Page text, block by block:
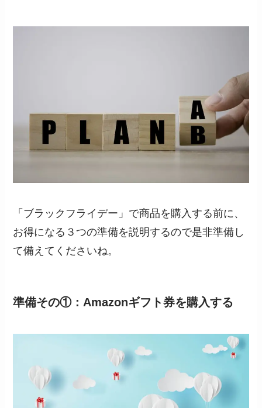
「ブラックフライデー」で商品を購入する前に、
お得になる３つの準備を説明するので是非準備し
て備えてくださいね。
準備その①：Amazonギフト券を購入する